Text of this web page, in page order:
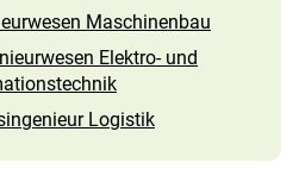
Maschinenbau
Elektro- und
Logistik